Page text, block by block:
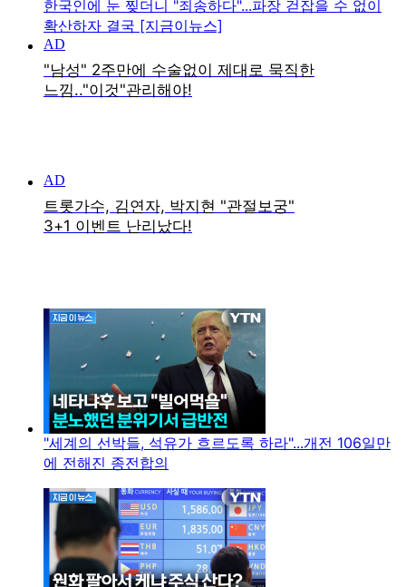
한국인에 눈 찢더니 "죄송하다"...파장 걷잡을 수 없이
확산하자 결국 [지금이뉴스]
"세계의 선박들, 석유가 흐르도록 하라"...개전 106일만
에 전해진 종전합의